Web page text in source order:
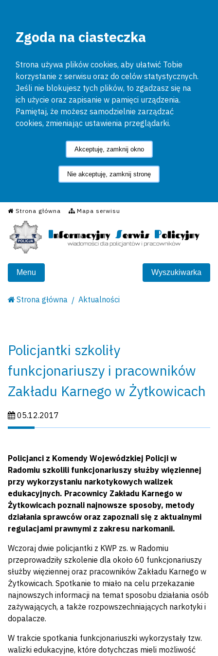
Zgoda na ciasteczka
Strona używa plików cookies, aby ułatwić Tobie
korzystanie z serwisu oraz do celów statystycznych.
Jeśli nie blokujesz tych plików, to zgadzasz się na
ich użycie oraz zapisanie w pamięci urządzenia.
Pamiętaj, że możesz samodzielnie zarządzać
cookies, zmieniając ustawienia przeglądarki.
Akceptuję, zamknij okno
Nie akceptuję, zamknij stronę
Strona główna Mapa serwisu
Informacyjny Serwis
Menu Wyszukiwarka
Strona główna Aktualności
Policjantki szkoliły
funkcjonariuszy i pracowników
Zakładu Karnego w Żytkowicach
Data publikacji:
05.12.2017
Policjanci z Komendy Wojewódzkiej Policji w
Radomiu szkolili funkcjonariuszy służby więziennej
przy wykorzystaniu narkotykowych walizek
edukacyjnych. Pracownicy Zakładu Karnego w
Żytkowicach poznali najnowsze sposoby, metody
działania sprawców oraz zapoznali się z aktualnymi
regulacjami prawnymi z zakresu narkomanii.
Wczoraj dwie policjantki z KWP zs. w Radomiu
przeprowadziły szkolenie dla około 60 funkcjonariuszy
służby więziennej oraz pracowników Zakładu Karnego w
Żytkowicach. Spotkanie to miało na celu przekazanie
najnowszych informacji na temat sposobu działania osób
zażywających, a także rozpowszechniających narkotyki i
dopalacze.
W trakcie spotkania funkcjonariuszki wykorzystały tzw.
walizki edukacyjne, które dotychczas mieli możliwość